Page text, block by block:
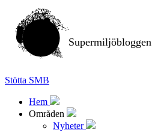
Supermiljöbloggen
Stötta SMB
Hem
Områden
Nyheter